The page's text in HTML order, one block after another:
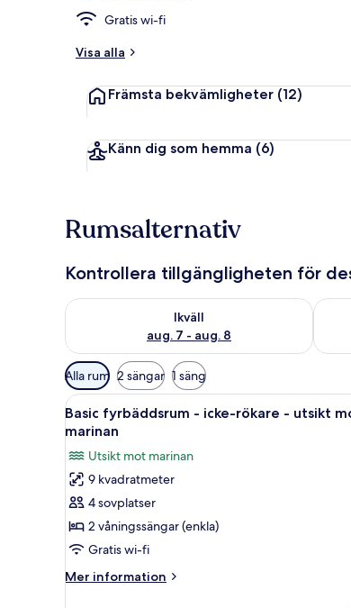
Gratis wi-fi
Visa alla
Främsta bekvämligheter (12)
Känn dig som hemma (6)
Rumsalternativ
Kontrollera tillgängligheten för
Ikväll
aug. 7 - aug. 8
Kontrollera tillgängligheten för ikväll aug. 7 -
Tillgängliga
filter
för
rum
Alla rum 2 sängar 1 säng
Öppna
alla
för
Basic
fyrbäddsrum
-
icke-
rökare
-
Basic fyrbäddsrum
2
Basic fyrbäddsrum - icke-rökare - utsikt
marinan
Utsikt mot marinan
9 kvadratmeter
4 sovplatser
2 våningssängar (enkla)
Gratis wi-fi
Mer information
Mer